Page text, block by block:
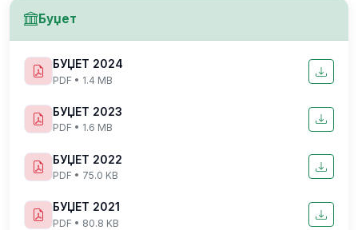
Буџет
БУЏЕТ 2024
PDF • 1.4 MB
БУЏЕТ 2023
PDF • 1.6 MB
БУЏЕТ 2022
PDF • 75.0 KB
БУЏЕТ 2021
PDF • 80.8 KB